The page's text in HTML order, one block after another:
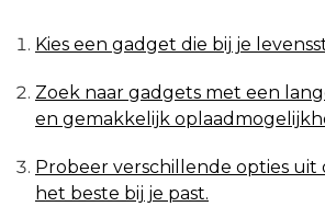
Kies een gadget die bij je
Zoek naar gadgets met een
en gemakkelijk
Probeer verschillende opties uit
het beste bij je past.